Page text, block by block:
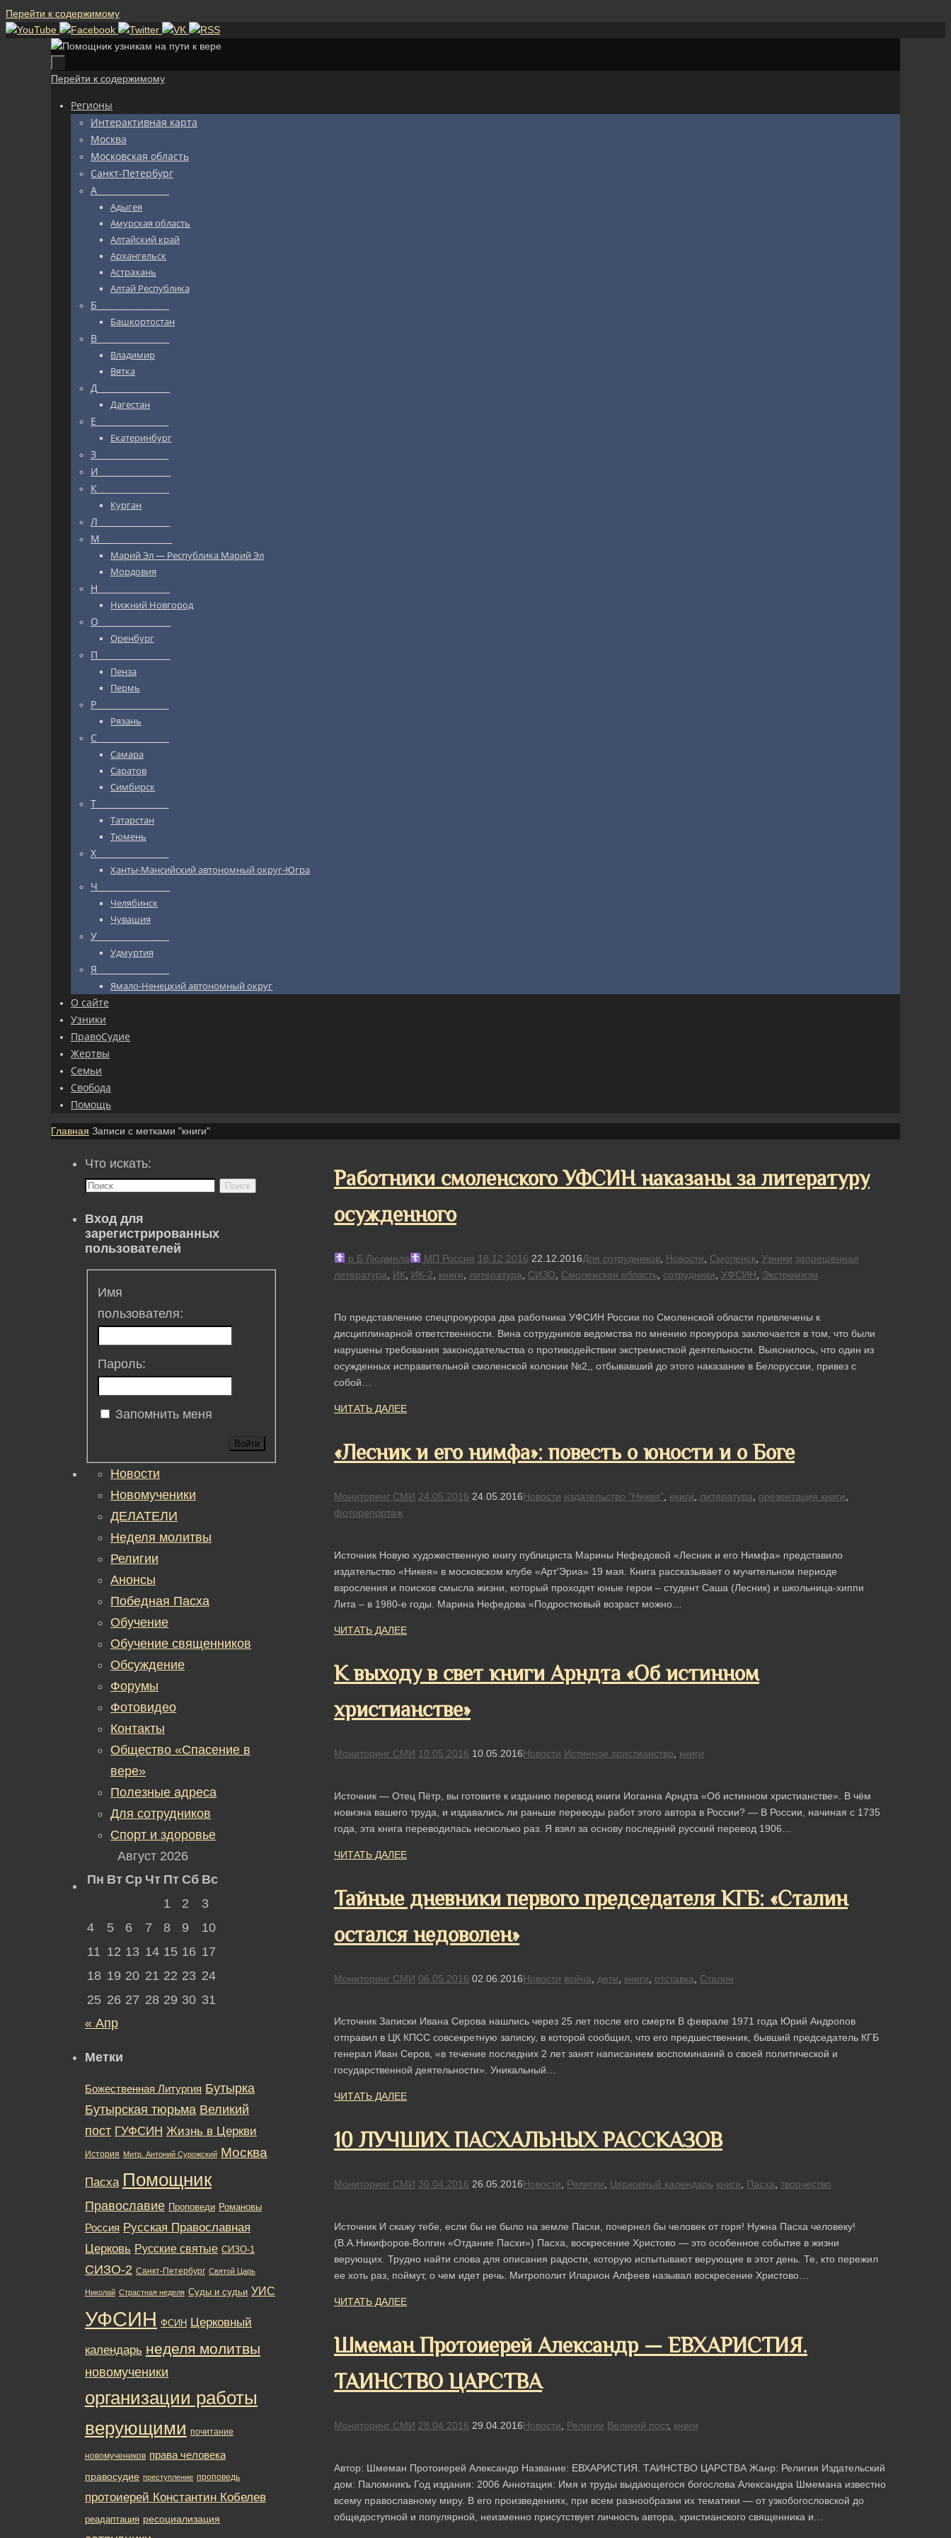
Перейти к содержимому
Перейти к содержимому
Регионы
Интерактивная карта
Москва
Московская область
Санкт-Петербург
А_________________
Адыгея
Амурская область
Алтайский край
Архангельск
Астрахань
Алтай Республика
Б_________________
Башкортостан
В_________________
Владимир
Вятка
Д_________________
Дагестан
Е_________________
Екатеринбург
З_________________
И_________________
К_________________
Курган
Л_________________
М_________________
Марий Эл — Республика Марий Эл
Мордовия
Н_________________
Нижний Новгород
О_________________
Оренбург
П_________________
Пенза
Пермь
Р_________________
Рязань
С_________________
Самара
Саратов
Симбирск
Т_________________
Татарстан
Тюмень
Х_________________
Ханты-Мансийский автономный округ-Югра
Ч_________________
Челябинск
Чувашия
У_________________
Удмуртия
Я_________________
Ямало-Ненецкий автономный округ
О сайте
Узники
ПравоСудие
Жертвы
Семьи
Свобода
Помощь
Главная Записи с метками "книги"
Работники смоленского УФСИН наказаны за литературу
осужденного
р Б Людмила МП Россия 18.12.2016 22.12.2016Для сотрудников, Новости Смоленск, Узники запрещенная
литература
ИК ИК-2 книги литература СИЗО Смоленская область сотрудники УФСИН Экстремизм
По представлению спецпрокурора два работника УФСИН России по Смоленской области привлечены к
дисциплинарной ответственности. Вина сотрудников ведомства по мнению прокурора заключается в том, что были
нарушены требования законодательства о противодействии экстремисткой деятельности. Выяснилось, что один из
осужденных исправительной смоленской колонии №2,, отбывавший до этого наказание в Белоруссии, привез с
собой…
ЧИТАТЬ ДАЛЕЕ
«Лесник и его нимфа»: повесть о юности и о Боге
Мониторинг СМИ 24.05.2016 24.05.2016Новости издательство "Никея" книги литература презентация книги
фоторепортаж
Источник Новую художественную книгу публициста Марины Нефедовой «Лесник и его Нимфа» представило
издательство «Никея» в московском клубе «Арт’Эриа» 19 мая. Книга рассказывает о мучительном периоде
взросления и поисков смысла жизни, который проходят юные герои – студент Саша (Лесник) и школьница-хиппи
Лита – в 1980-е годы. Марина Нефедова «Подростковый возраст можно…
ЧИТАТЬ ДАЛЕЕ
К выходу в свет книги Арндта «Об истинном
христианстве»
Мониторинг СМИ 10.05.2016 10.05.2016Новости Истинное христианство, книги
Источник — Отец Пётр, вы готовите к изданию перевод книги Иоганна Арндта «Об истинном христианстве». В чём
новизна вашего труда, и издавались ли раньше переводы работ этого автора в России? — В России, начиная с 1735
года, эта книга переводилась несколько раз. Я взял за основу последний русский перевод 1906…
ЧИТАТЬ ДАЛЕЕ
Тайные дневники первого председателя КГБ: «Сталин
остался недоволен»
Мониторинг СМИ 06.05.2016 02.06.2016Новости война дети книги отставка Сталин
Источник Записки Ивана Серова нашлись через 25 лет после его смерти В феврале 1971 года Юрий Андропов
отправил в ЦК КПСС совсекретную записку, в которой сообщил, что его предшественник, бывший председатель КГБ
генерал Иван Серов, «в течение последних 2 лет занят написанием воспоминаний о своей политической и
государственной деятельности». Уникальный…
ЧИТАТЬ ДАЛЕЕ
10 ЛУЧШИХ ПАСХАЛЬНЫХ РАССКАЗОВ
Мониторинг СМИ 30.04.2016 26.05.2016Новости Религии Церковный календарь книги Пасха творчество
Источник И скажу тебе, если бы не было на земле Пасхи, почернел бы человек от горя! Нужна Пасха человеку!
(В.А.Никифоров-Волгин «Отдание Пасхи») Пасха, воскресение Христово — это особенное событие в жизни
верующих. Трудно найти слова для описания радости, которую испытывают верующие в этот день. Те, кто пережил
ее хоть раз, поймут, о чем идет речь. Митрополит Иларион Алфеев называл воскресение Христово…
ЧИТАТЬ ДАЛЕЕ
Шмеман Протоиерей Александр — ЕВХАРИСТИЯ.
ТАИНСТВО ЦАРСТВА
Мониторинг СМИ 28.04.2016 29.04.2016Новости Религии Великий пост, книги
Автор: Шмеман Протоиерей Александр Название: ЕВХАРИСТИЯ. ТАИНСТВО ЦАРСТВА Жанр: Религия Издательский
дом: Паломникъ Год издания: 2006 Аннотация: Имя и труды выдающегося богослова Александра Шмемана известно
всему православному миру. В его произведениях, при всем разнообразии их тематики — от узкобогословской до
общедоступной и популярной, неизменно присутствует личность автора, христианского священника и…
Что искать:
Поиск
Вход для
зарегистрированных
пользователей
Имя
пользователя:
Пароль:
Запомнить меня
Войти
Новости
Новомученики
ДЕЛАТЕЛИ
Неделя молитвы
Религии
Анонсы
Победная Пасха
Обучение
Обучение священников
Обсуждение
Форумы
Фотовидео
Контакты
Общество «Спасение в
вере»
Полезные адреса
Для сотрудников
Спорт и здоровье
Август 2026
Пн Вт Ср Чт Пт Сб Вс
1
2
3
4
5 6 7 8 9
10
11 12 13 14 15 16 17
18 19 20 21 22 23 24
25 26 27 28 29 30 31
« Апр
Метки
Божественная Литургия Бутырка
Бутырская тюрьма Великий
пост ГУФСИН Жизнь в Церкви
История Митр. Антоний Сурожский Москва
Пасха Помощник
Православие Проповеди Романовы
Россия Русская Православная
Церковь Русские святые СИЗО-1
СИЗО-2 Санкт-Петербург Святой Царь
Николай Страстная неделя Суды и судьи УИС
УФСИН ФСИН Церковный
календарь неделя молитвы
новомученики
организации работы
верующими почитание
новомучеников права человека
правосудие преступление проповедь
протоиерей Константин Кобелев
реадаптация ресоциализация